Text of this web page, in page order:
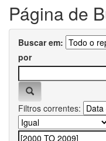
Página de
Buscar em:
por
Filtros correntes: